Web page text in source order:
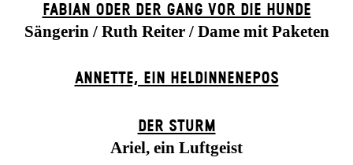
FABIAN ODER DER GANG VOR DIE HUNDE
Sängerin / Ruth Reiter / Dame mit Paketen
ANNETTE, EIN HELDINNENEPOS
DER STURM
Ariel, ein Luftgeist